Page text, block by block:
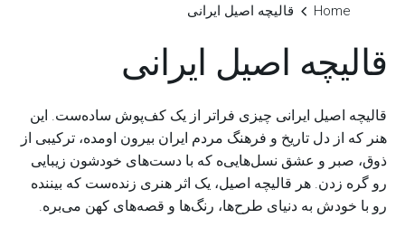
Home قالیچه اصیل ایرانی
قالیچه اصیل ایرانی
قالیچه اصیل ایرانی چیزی فراتر از یک کف‌پوش ساده‌ست. این
هنر که از دل تاریخ و فرهنگ مردم ایران بیرون اومده، ترکیبی از
ذوق، صبر و عشق نسل‌هایی‌ه که با دست‌های خودشون زیبایی
رو گره زدن. هر قالیچه اصیل، یک اثر هنری زنده‌ست که بیننده
رو با خودش به دنیای طرح‌ها، رنگ‌ها و قصه‌های کهن می‌بره.